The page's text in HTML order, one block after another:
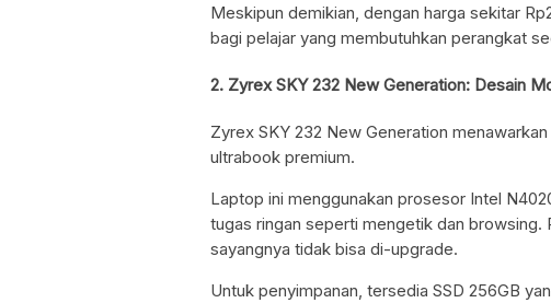
Meskipun demikian, dengan harga sekitar
bagi pelajar yang membutuhkan perangkat
2. Zyrex SKY 232 New Generation: Desain
Zyrex SKY 232 New Generation
ultrabook premium.
Laptop ini menggunakan prosesor Intel
tugas ringan seperti mengetik dan browsing.
sayangnya tidak bisa di-upgrade.
Untuk penyimpanan, tersedia SSD 256GB